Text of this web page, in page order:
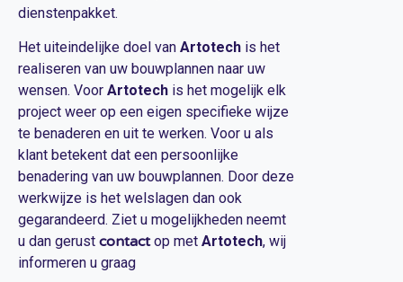
dienstenpakket.
Het uiteindelijke doel van Artotech is het
realiseren van uw bouwplannen naar uw
wensen. Voor Artotech is het mogelijk elk
project weer op een eigen specifieke wijze
te benaderen en uit te werken. Voor u als
klant betekent dat een persoonlijke
benadering van uw bouwplannen. Door deze
werkwijze is het welslagen dan ook
gegarandeerd. Ziet u mogelijkheden neemt
u dan gerust contactop met Artotech, wij
informeren u graag